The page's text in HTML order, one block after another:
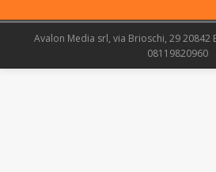
Avalon Media srl, via Brioschi, 29 20842
08119820960